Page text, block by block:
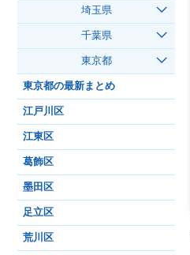
埼玉県
千葉県
東京都
東京都の最新まとめ
江戸川区
江東区
葛飾区
墨田区
足立区
荒川区